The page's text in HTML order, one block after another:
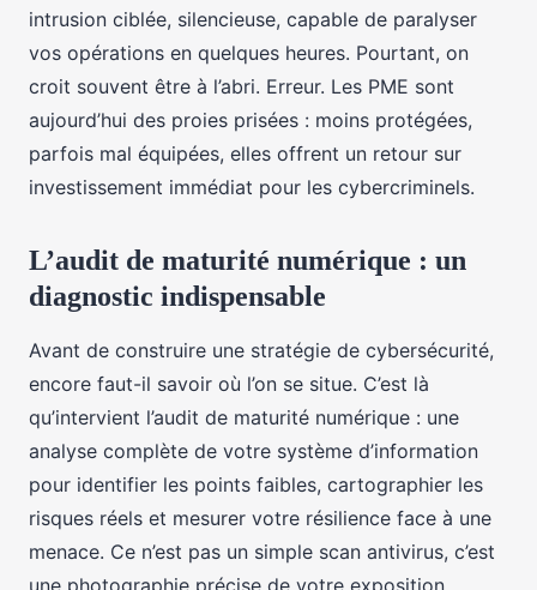
intrusion ciblée, silencieuse, capable de paralyser
vos opérations en quelques heures. Pourtant, on
croit souvent être à l’abri. Erreur. Les PME sont
aujourd’hui des proies prisées : moins protégées,
parfois mal équipées, elles offrent un retour sur
investissement immédiat pour les cybercriminels.
L’audit de maturité numérique : un
diagnostic indispensable
Avant de construire une stratégie de cybersécurité,
encore faut-il savoir où l’on se situe. C’est là
qu’intervient l’audit de maturité numérique : une
analyse complète de votre système d’information
pour identifier les points faibles, cartographier les
risques réels et mesurer votre résilience face à une
menace. Ce n’est pas un simple scan antivirus, c’est